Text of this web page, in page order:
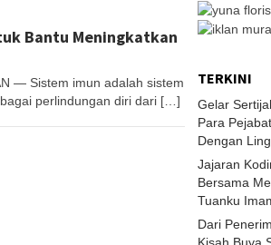
Bantu Meningkatkan
— Sistem imun adalah sistem
perlindungan diri dari […]
TERKINI
Gelar
Para
Dengan
Jajaran
Bersama
Tuanku
Dari